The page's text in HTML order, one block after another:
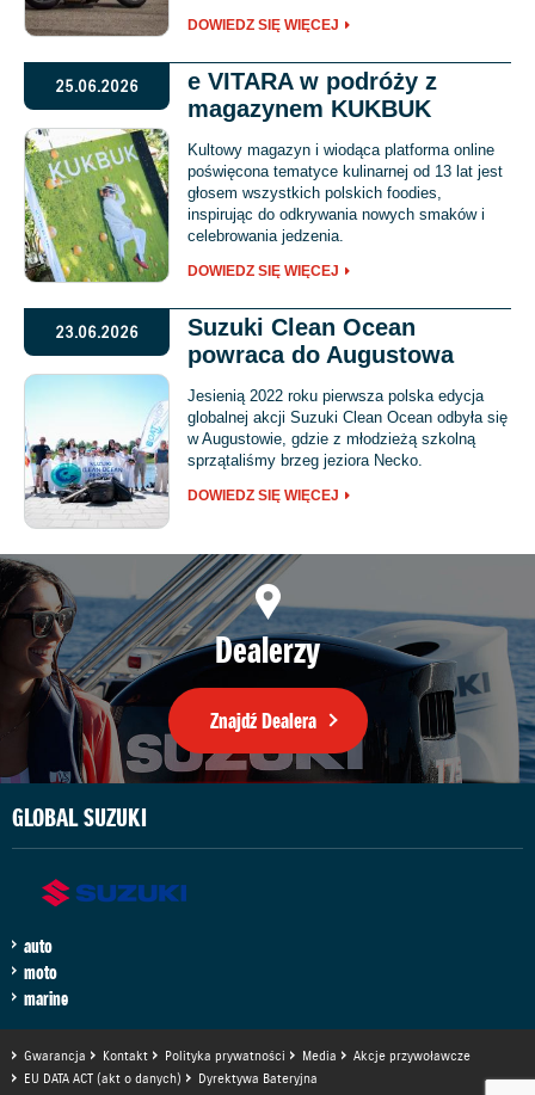
DOWIEDZ SIĘ WIĘCEJ
25.06.2026
e VITARA w podróży z
magazynem KUKBUK
Kultowy magazyn i wiodąca platforma online
poświęcona tematyce kulinarnej od 13 lat jest
głosem wszystkich polskich foodies,
inspirując do odkrywania nowych smaków i
celebrowania jedzenia.
DOWIEDZ SIĘ WIĘCEJ
23.06.2026
Suzuki Clean Ocean
powraca do Augustowa
Jesienią 2022 roku pierwsza polska edycja
globalnej akcji Suzuki Clean Ocean odbyła się
w Augustowie, gdzie z młodzieżą szkolną
sprzątaliśmy brzeg jeziora Necko.
DOWIEDZ SIĘ WIĘCEJ
Dealerzy
Znajdź Dealera
GLOBAL SUZUKI
auto
moto
marine
Gwarancja Kontakt Polityka prywatności Media
Akcje przywoławcze
EU DATA ACT (akt o danych)
Dyrektywa Bateryjna